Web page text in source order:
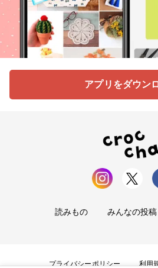
アプリをダウン
読みもの みんなの投稿
プライバシーポリシー 利用